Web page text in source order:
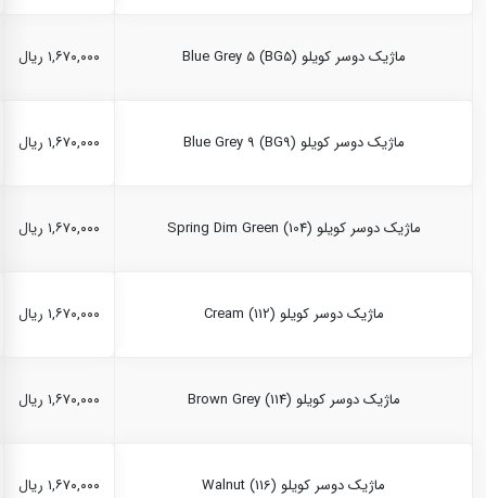
ماژیک دوسر کویلو Blue Grey 5 (BG5) ۱,۶۷۰,۰۰۰ ریال
ماژیک دوسر کویلو Blue Grey 9 (BG9) ۱,۶۷۰,۰۰۰ ریال
ماژیک دوسر کویلو Spring Dim Green (104) ۱,۶۷۰,۰۰۰ ریال
ماژیک دوسر کویلو Cream (112) ۱,۶۷۰,۰۰۰ ریال
ماژیک دوسر کویلو Brown Grey (114) ۱,۶۷۰,۰۰۰ ریال
ماژیک دوسر کویلو Walnut (116) ۱,۶۷۰,۰۰۰ ریال